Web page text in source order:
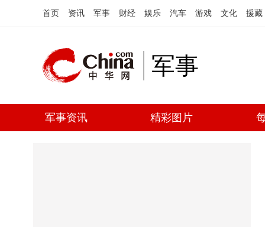
首页 资讯 军事 财经 娱乐 汽车 游戏 文化 援藏
军事
军事资讯 精彩图片